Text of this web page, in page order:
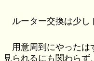
ルーター交換は少し
用意周到にやったは
見られるにも関わらず